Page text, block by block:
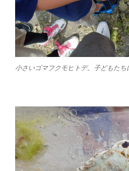
小さいゴマフクモヒトデ。子どもたち